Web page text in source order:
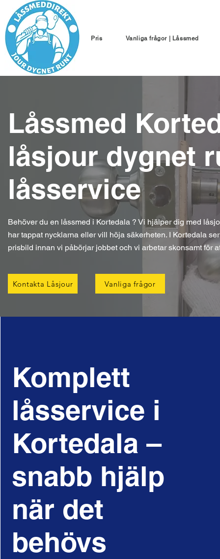
Pris Vanliga frågor | Låssmed
Låssmed
låsjour dygnet
låsservice
Behöver du en låssmed i Kortedala ? Vi hjälper dig med
har tappat nycklarna eller vill höja säkerheten. I Kortedala
prisbild innan vi påbörjar jobbet och vi arbetar skonsamt för
Kontakta Låsjour Vanliga frågor
Komplett
låsservice i
Kortedala –
snabb hjälp
när det
behövs